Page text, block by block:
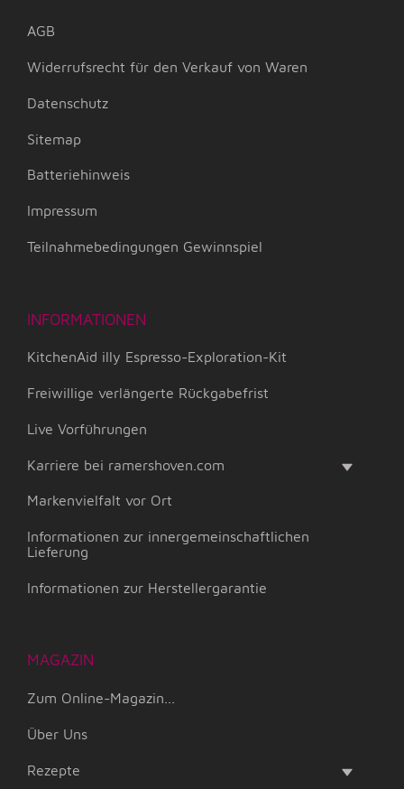
AGB
Widerrufsrecht für den Verkauf von Waren
Datenschutz
Sitemap
Batteriehinweis
Impressum
Teilnahmebedingungen Gewinnspiel
INFORMATIONEN
KitchenAid illy Espresso-Exploration-Kit
Freiwillige verlängerte Rückgabefrist
Live Vorführungen
Karriere bei ramershoven.com
Markenvielfalt vor Ort
Informationen zur innergemeinschaftlichen
Lieferung
Informationen zur Herstellergarantie
MAGAZIN
Zum Online-Magazin...
Über Uns
Rezepte